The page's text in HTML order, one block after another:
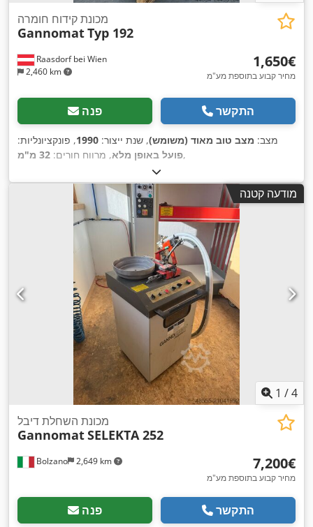
Raasdorf bei Wien
2,460 km
מכונת קידוח חומרה
GannomatTyp 192
‏1,650 ‏€
מחיר קבוע בתוספת מע"מ
פנה התקשר
מצב: מצב טוב מאוד (משומש), שנת ייצור: 1990, פונקציונליות:
פועל באופן מלא, מרווח חורים: 32 מ"מ ,
מודעה קטנה
1 /4
Bolzano 2,649 km
מכונת השחלת דיבל
GannomatSELEKTA 252
‏7,200 ‏€
מחיר קבוע בתוספת מע"מ
פנה התקשר